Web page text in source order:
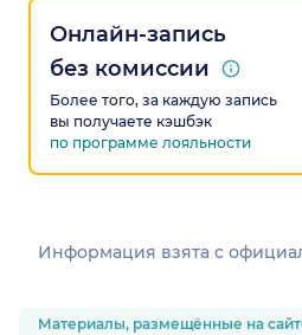
Онлайн-запись
без комиссии
Более того, за каждую запись
вы получаете кэшбэк
по программе лояльности
Информация взята c
Материалы, размещённые на